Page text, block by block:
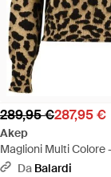
289,95 €287,95 €
Akep
Maglioni Multi Colore
Da Balardi